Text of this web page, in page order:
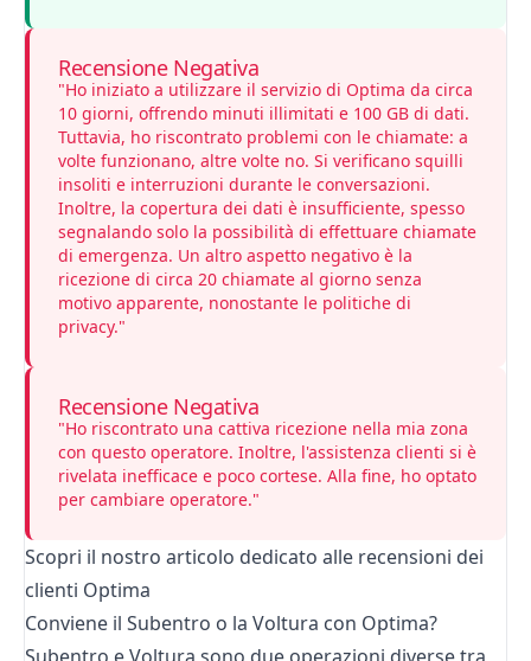
Recensione Negativa
"Ho iniziato a utilizzare il servizio di Optima da circa
10 giorni, offrendo minuti illimitati e 100 GB di dati.
Tuttavia, ho riscontrato problemi con le chiamate: a
volte funzionano, altre volte no. Si verificano squilli
insoliti e interruzioni durante le conversazioni.
Inoltre, la copertura dei dati è insufficiente, spesso
segnalando solo la possibilità di effettuare chiamate
di emergenza. Un altro aspetto negativo è la
ricezione di circa 20 chiamate al giorno senza
motivo apparente, nonostante le politiche di
privacy."
Recensione Negativa
"Ho riscontrato una cattiva ricezione nella mia zona
con questo operatore. Inoltre, l'assistenza clienti si è
rivelata inefficace e poco cortese. Alla fine, ho optato
per cambiare operatore."
Scopri il nostro articolo dedicato alle recensioni dei
clienti Optima
Conviene il Subentro o la Voltura con Optima?